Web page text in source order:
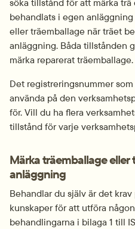
behandlats i egen
eller träemballage när träet
anläggning. Båda tillstånden
märka reparerat träemballage.
Det registreringsnummer
använda på den
för. Vill du ha flera
tillstånd för varje
Märka träemballage
anläggning
Behandlar du själv är det
kunskaper för att utföra
behandlingarna i bilaga 1 till